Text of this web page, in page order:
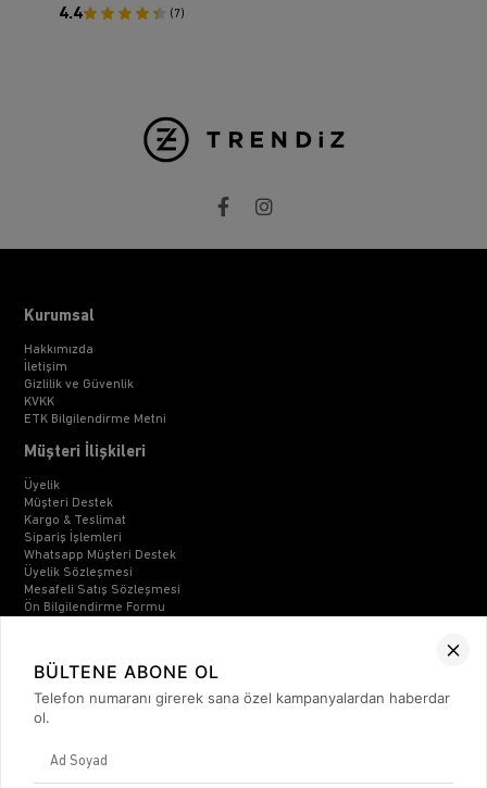
4.4 (7)
Kurumsal
Hakkımızda
İletişim
Gizlilik ve Güvenlik
KVKK
ETK Bilgilendirme Metni
Müşteri İlişkileri
Üyelik
Müşteri Destek
Kargo & Teslimat
Sipariş İşlemleri
Whatsapp Müşteri Destek
Üyelik Sözleşmesi
Mesafeli Satış Sözleşmesi
Ön Bilgilendirme Formu
Kategoriler
Unisex
Erkek
BÜLTENE ABONE OL
Telefon numaranı girerek sana özel kampanyalardan haberdar
ol.